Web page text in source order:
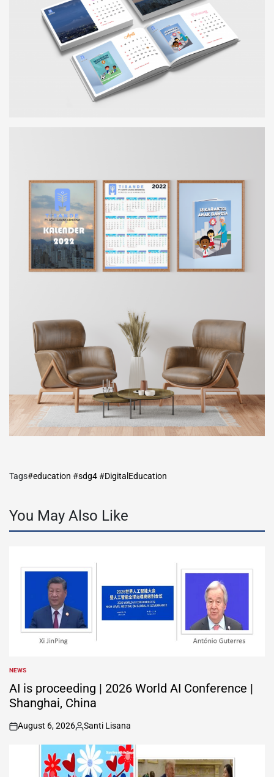
Tags#education #sdg4 #DigitalEducation
You May Also Like
POSTED
IN
NEWS
AI is proceeding | 2026 World AI Conference |
Shanghai, China
on
August 6, 2026
Posted
by
Santi Lisana